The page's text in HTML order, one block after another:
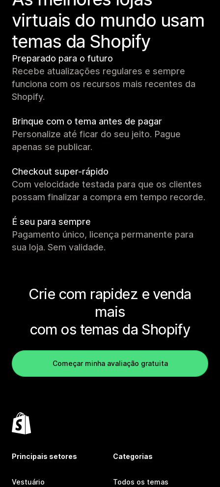
virtuais do mundo usam
temas da Shopify
Preparado para o futuro
Recebe atualizações regulares e sempre
funciona com os recursos mais recentes da
Shopify.
Brinque com o tema antes de pagar
Personalize até ficar do seu jeito. Pague
apenas se publicar.
Checkout super-rápido
Com velocidade testada para que os clientes
possam finalizar a compra em tempo recorde.
É seu para sempre
Pagamento único, licença permanente para
sua loja. Sem validade.
Crie com rapidez e venda
mais
com os temas da Shopify
Começar minha avaliação gratuita
Principais setores
Vestuário
Categorias
Todos os temas